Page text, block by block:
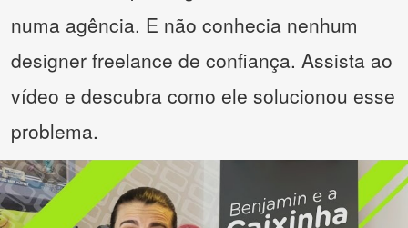
numa agência. E não conhecia nenhum
designer freelance de confiança. Assista ao
vídeo e descubra como ele solucionou esse
problema.